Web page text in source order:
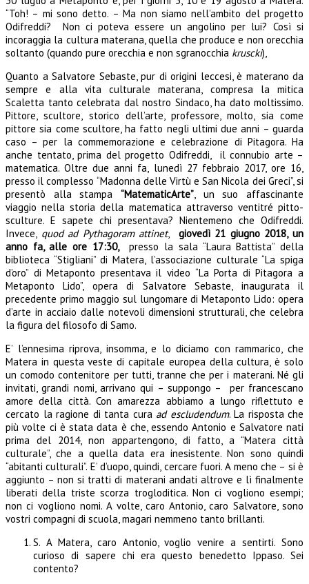
“Toh! – mi sono detto. – Ma non siamo nell’ambito del progetto
Odifreddi? Non ci poteva essere un angolino per lui? Così si
incoraggia la cultura materana, quella che produce e non orecchia
soltanto (quando pure orecchia e non sgranocchia kruscki),
Quanto a Salvatore Sebaste, pur di origini leccesi, è materano da
sempre e alla vita culturale materana, compresa la mitica
Scaletta tanto celebrata dal nostro Sindaco, ha dato moltissimo.
Pittore, scultore, storico dell’arte, professore, molto, sia come
pittore sia come scultore, ha fatto negli ultimi due anni – guarda
caso – per la commemorazione e celebrazione di Pitagora. Ha
anche tentato, prima del progetto Odifreddi, il connubio arte –
matematica. Oltre due anni fa, lunedì 27 febbraio 2017, ore 16,
presso il complesso “Madonna delle Virtù e San Nicola dei Greci”, si
presentò alla stampa “MatematicArte”, un suo affascinante
viaggio nella storia della matematica attraverso ventitré pitto-
sculture. E sapete chi presentava? Nientemeno che Odifreddi.
Invece, quod ad Pythagoram attinet, giovedì 21 giugno 2018, un
anno fa, alle ore 17:30,
presso la sala “Laura Battista” della
biblioteca “Stigliani” di Matera, l’associazione culturale “La spiga
d’oro” di Metaponto presentava il video “La Porta di Pitagora a
Metaponto Lido”, opera di Salvatore Sebaste, inaugurata il
precedente primo maggio sul lungomare di Metaponto Lido: opera
d’arte in acciaio dalle notevoli dimensioni strutturali, che celebra
la figura del filosofo di Samo.
E’ l’ennesima riprova, insomma, e lo diciamo con rammarico, che
Matera in questa veste di capitale europea della cultura, è solo
un comodo contenitore per tutti, tranne che per i materani. Né gli
invitati, grandi nomi, arrivano qui – suppongo – per francescano
amore della città. Con amarezza abbiamo a lungo riflettuto e
cercato la ragione di tanta cura ad escludendum. La risposta che
più volte ci è stata data è che, essendo Antonio e Salvatore nati
prima del 2014, non appartengono, di fatto, a “Matera città
culturale”, che a quella data era inesistente. Non sono quindi
“abitanti culturali”. E’ d’uopo, quindi, cercare fuori. A meno che – si è
aggiunto – non si tratti di materani andati altrove e lì finalmente
liberati della triste scorza trogloditica. Non ci vogliono esempi;
non ci vogliono nomi. A volte, caro Antonio, caro Salvatore, sono
vostri compagni di scuola, magari nemmeno tanto brillanti.
S. A Matera, caro Antonio, voglio venire a sentirti. Sono
curioso di sapere chi era questo benedetto Ippaso. Sei
contento?